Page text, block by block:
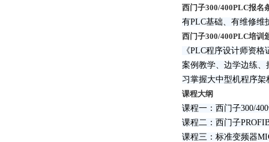
西门子300/400PLC报名
有PLC基础、有维修维
西门子300/400PLC培训
《PLC程序设计师资
案例教学、边学边练
习掌握大中型机程序
课程大纲
课程一：西门子300/
课程二：西门子
课程三：标准变频器